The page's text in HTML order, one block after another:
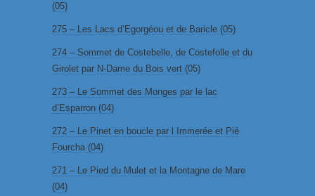
(05)
275 – Les Lacs d’Egorgéou et de Baricle (05)
274 – Sommet de Costebelle, de Costefolle et du
Girolet par N-Dame du Bois vert (05)
273 – Le Sommet des Monges par le lac
d’Esparron (04)
272 – Le Pinet en boucle par l Immerée et Pié
Fourcha (04)
271 – Le Pied du Mulet et la Montagne de Mare
(04)